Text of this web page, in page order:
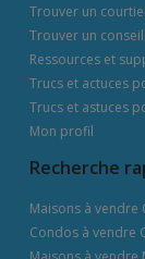
Trouver un
Trouver un
Ressources et
Trucs et actuces
Trucs et astuces
Mon profil
Recherche
Maisons à vendre
Condos à vendre